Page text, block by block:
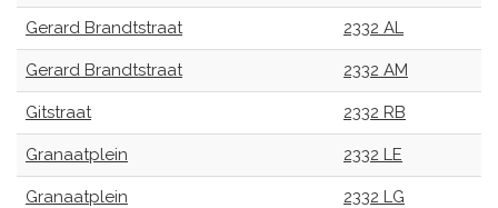
Gerard Brandtstraat 2332 AL
Gerard Brandtstraat 2332 AM
Gitstraat 2332 RB
Granaatplein 2332 LE
Granaatplein 2332 LG